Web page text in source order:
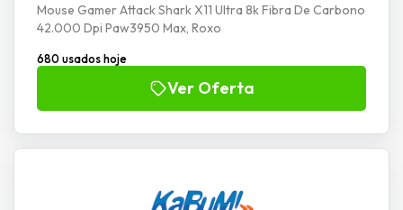
Mouse Gamer Attack Shark X11 Ultra 8k Fibra De Carbono
42.000 Dpi Paw3950 Max, Roxo
680 usados hoje
Ver Oferta